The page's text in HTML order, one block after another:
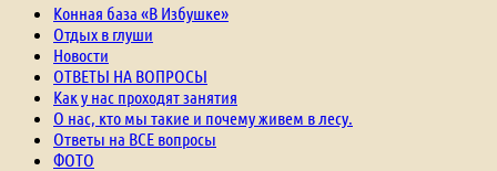
Конная база «В Избушке»
Отдых в глуши
Новости
ОТВЕТЫ НА ВОПРОСЫ
Как у нас проходят занятия
О нас, кто мы такие и почему живем в лесу.
Ответы на ВСЕ вопросы
ФОТО